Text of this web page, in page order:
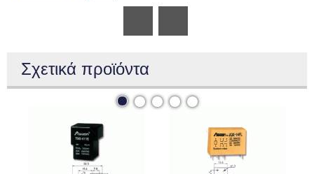
Σχετικά προϊόντα